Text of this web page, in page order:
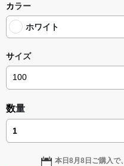
カラー
ホワイト
サイズ
数量
本日8月8日 ご購入で、